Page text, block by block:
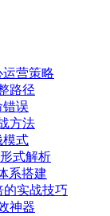
营策略
路径
错误
方法
模式
式解析
系搭建
的实战技巧
神器